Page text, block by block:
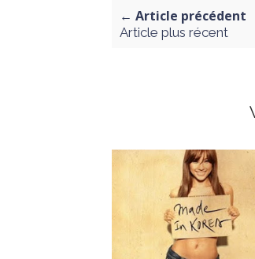
← Article précédent
Article plus récent